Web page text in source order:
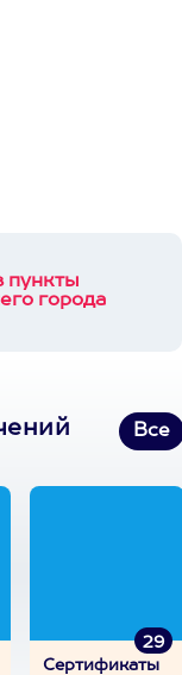
пункты
города
Все
29
Сертификаты